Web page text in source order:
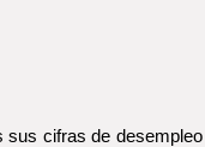
cifras de